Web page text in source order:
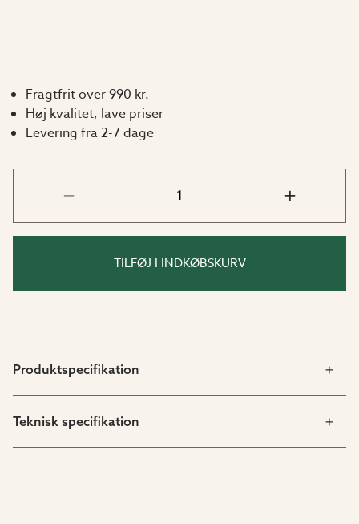
Fragtfrit over 990 kr.
Høj kvalitet, lave priser
Levering fra 2-7 dage
TILFØJ I INDKØBSKURV
Produktspecifikation
Teknisk specifikation